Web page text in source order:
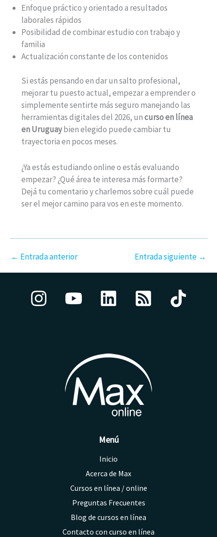
Enfoque práctico y orientado a resultados
laborales rápidos
Posibilidad de combinar estudio con trabajo y
familia
Actualización constante de los contenidos
Si estás pensando en dar un salto profesional,
mejorar tu puesto actual, empezar a emprender o
simplemente sentirte más seguro manejando las
herramientas digitales del 2026, uncurso en línea
en Uruguaybien elegido puede cambiar tu
trayectoria en pocos meses.
¿Ya estás estudiando online o estás evaluando
empezar? ¿Qué área te interesa más formarte?
Dejá tu comentario y charlemos sobre cuál puede
ser el mejor camino para vos en este momento.
← Entrada anterior Entrada siguiente →
Menú
Inicio
Acerca de Max
Cursos en línea / online
Preguntas Frecuentes
Blog de cursos en línea
Contacto con curso en línea